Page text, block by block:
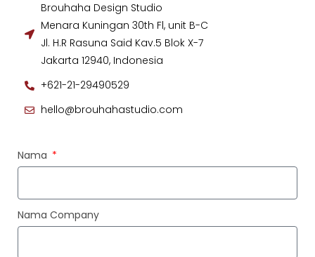
Brouhaha Design Studio
Menara Kuningan 30th Fl, unit B-C
Jl. H.R Rasuna Said Kav.5 Blok X-7
Jakarta 12940, Indonesia
+621-21-29490529
hello@brouhahastudio.com
Nama
Nama Company